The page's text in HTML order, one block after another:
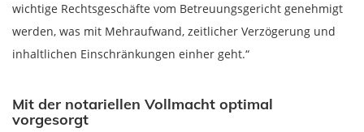
wichtige Rechtsgeschäfte vom Betreuungsgericht genehmigt
werden, was mit Mehraufwand, zeitlicher Verzögerung und
inhaltlichen Einschränkungen einher geht.“
Mit der notariellen Vollmacht optimal
vorgesorgt